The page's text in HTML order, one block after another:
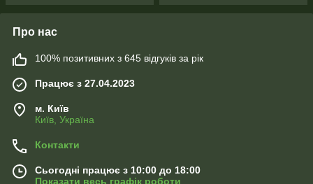
Про нас
100% позитивних з 645 відгуків за рік
Працює з 27.04.2023
м. Київ
Київ, Україна
Контакти
Сьогодні працює з 10:00 до 18:00
Показати весь графік роботи